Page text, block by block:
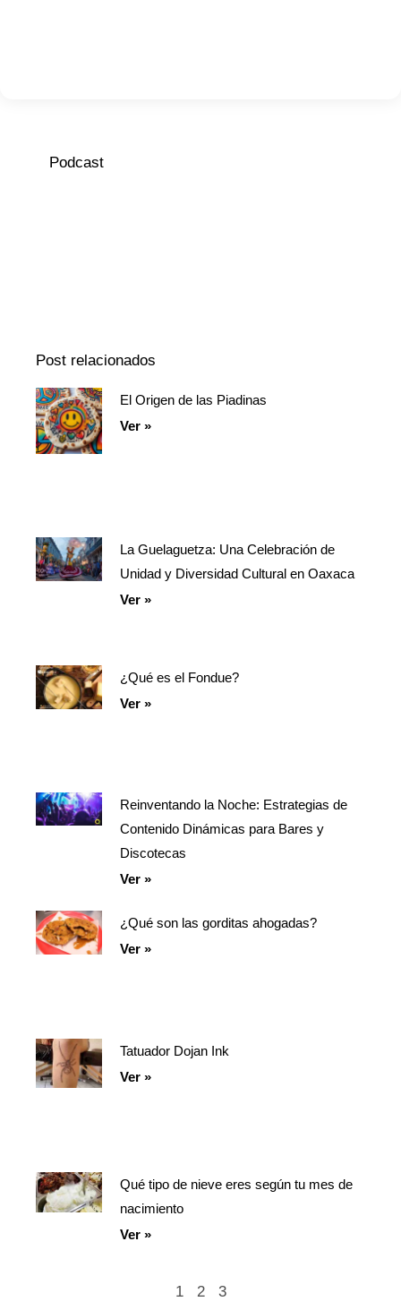
Podcast
Pódcast
Post relacionados
El Origen de las Piadinas
Ver »
La Guelaguetza: Una Celebración de
Unidad y Diversidad Cultural en Oaxaca
Ver »
¿Qué es el Fondue?
Ver »
Reinventando la Noche: Estrategias de
Contenido Dinámicas para Bares y
Discotecas
Ver »
¿Qué son las gorditas ahogadas?
Ver »
Tatuador Dojan Ink
Ver »
Qué tipo de nieve eres según tu mes de
nacimiento
Ver »
Página
1
Página
2
Página
3